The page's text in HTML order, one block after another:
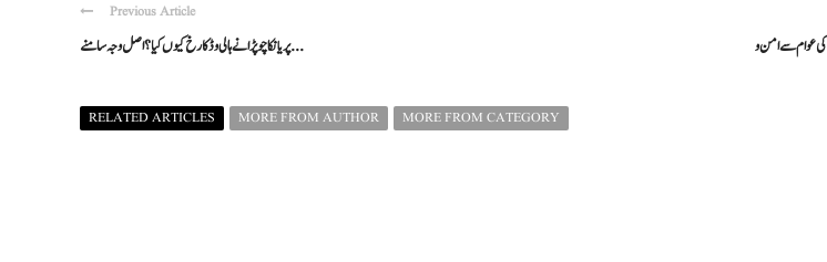
Previous Article
پریانکا چوپڑا نے ہالی وڈ کا رخ کیوں کیا؟ اصل وجہ سامنے ...
RELATED ARTICLES MORE FROM AUTHOR MORE FROM CATEGORY